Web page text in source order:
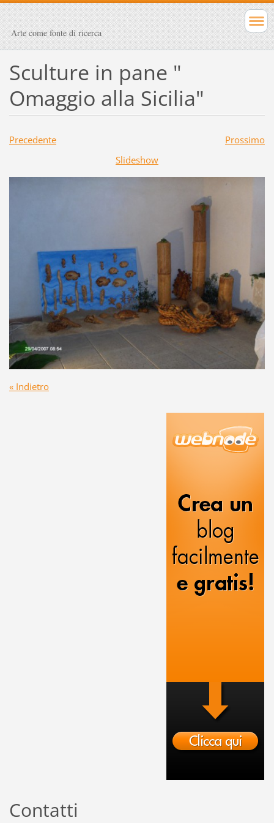
Arte come fonte di ricerca
Sculture in pane "
Omaggio alla Sicilia"
Precedente
Prossimo
Slideshow
« Indietro
Contatti